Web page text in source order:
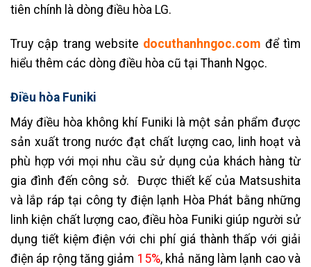
tiên chính là dòng điều hòa LG.
Truy cập trang website docuthanhngoc.com để tìm
hiểu thêm các dòng điều hòa cũ tại Thanh Ngọc.
Điều hòa Funiki
Máy điều hòa không khí Funiki là một sản phẩm được
sản xuất trong nước đạt chất lượng cao, linh hoạt và
phù hợp với mọi nhu cầu sử dụng của khách hàng từ
gia đình đến công sở. Được thiết kế của Matsushita
và lắp ráp tại công ty điện lạnh Hòa Phát bằng những
linh kiện chất lượng cao, điều hòa Funiki giúp người sử
dụng tiết kiệm điện với chi phí giá thành thấp với giải
điện áp rộng tăng giảm 15%, khả năng làm lạnh cao và